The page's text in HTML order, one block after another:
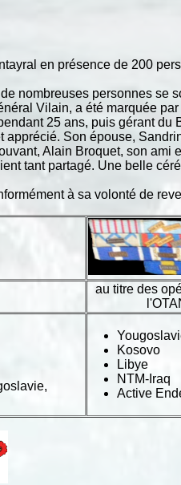
en présence de 200
nombreuses personnes se
Vilain, a été marquée
25 ans, puis gérant du
Son épouse,
Alain Broquet, son ami
tant partagé. Une belle
à sa volonté de
au titre des
Kosovo
Libye
NTM-Iraq
Active